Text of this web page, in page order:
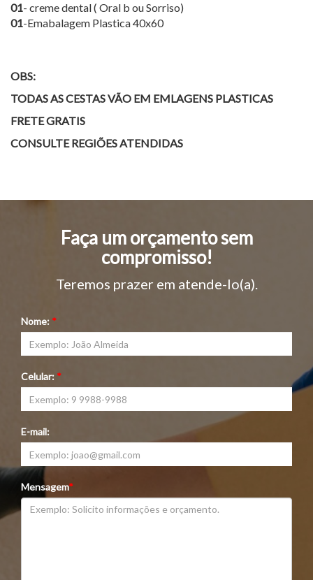
01- creme dental ( Oral b ou Sorriso)
01-Emabalagem Plastica 40x60
OBS:
TODAS AS CESTAS VÃO EM EMLAGENS PLASTICAS
FRETE GRATIS
CONSULTE REGIÕES ATENDIDAS
Faça um orçamento sem
compromisso!
Teremos prazer em atende-lo(a).
Nome: *
Celular: *
E-mail:
Mensagem*